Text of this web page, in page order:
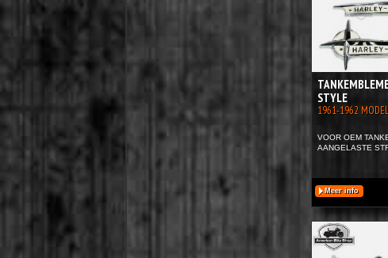
STYLE
1961-1962
VOOR OEM
AANGELASTE
Meer info